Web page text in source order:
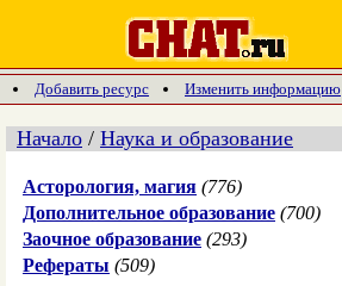
Добавить ресурс Изменить информацию
Начало / Наука и образование
Асторология, магия (776)
Дополнительное образование (700)
Заочное образование (293)
Рефераты (509)